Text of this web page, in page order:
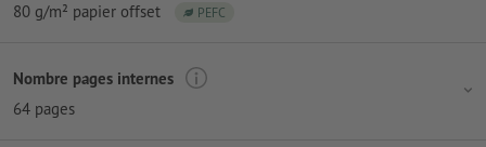
80 g/m² papier offset
PEFC
Nombre pages internes
64 pages